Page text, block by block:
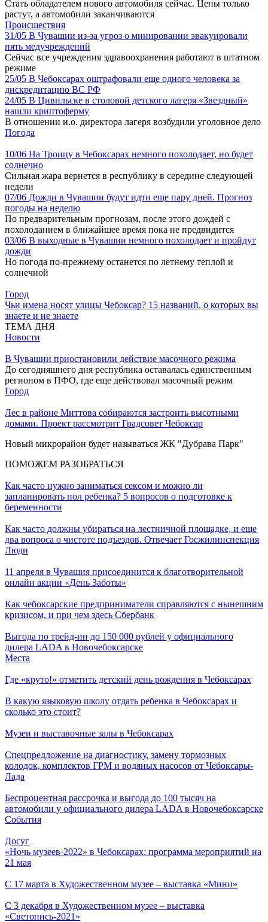
Стать обладателем нового автомобиля сейчас. Цены только
растут, а автомобили заканчиваются
Происшествия
31/05 В Чувашии из-за угроз о минировании эвакуировали
пять медучреждений
Сейчас все учреждения здравоохранения работают в штатном
режиме
25/05 В Чебоксарах оштрафовали еще одного человека за
дискредитацию ВС РФ
24/05 В Цивильске в столовой детского лагеря «Звездный»
нашли криптоферму
В отношении и.о. директора лагеря возбудили уголовное дело
Погода
10/06 На Троицу в Чебоксарах немного похолодает, но будет
солнечно
Сильная жара вернется в республику в середине следующей
недели
07/06 Дожди в Чувашии будут идти еще пару дней. Прогноз
погоды на неделю
По предварительным прогнозам, после этого дождей с
похолоданием в ближайшее время пока не предвидится
03/06 В выходные в Чувашии немного похолодает и пройдут
дожди
Но погода по-прежнему останется по летнему теплой и
солнечной
Город
Чьи имена носят улицы Чебоксар? 15 названий, о которых вы
знаете и не знаете
ТЕМА ДНЯ
Новости
В Чувашии приостановили действие масочного режима
До сегодняшнего дня республика оставалась единственным
регионом в ПФО, где еще действовал масочный режим
Город
Лес в районе Миттова собираются застроить высотными
домами. Проект рассмотрит Градсовет Чебоксар
Новый микрорайон будет называться ЖК "Дубрава Парк"
ПОМОЖЕМ РАЗОБРАТЬСЯ
Как часто нужно заниматься сексом и можно ли
запланировать пол ребенка? 5 вопросов о подготовке к
беременности
Как часто должны убираться на лестничной площадке, и еще
два вопроса о чистоте подъездов. Отвечает Госжилинспекция
Люди
11 апреля в Чувашия присоединится к благотворительной
онлайн акции «День Заботы»
Как чебоксарские предприниматели справляются с нынешним
кризисом, и при чем здесь Сбербанк
Выгода по трейд-ин до 150 000 рублей у официального
дилера LADA в Новочебоксарске
Места
Где «круто!» отметить детский день рождения в Чебоксарах
В какую языковую школу отдать ребенка в Чебоксарах и
сколько это стоит?
Музеи и выставочные залы в Чебоксарах
Спецпредложение на диагностику, замену тормозных
колодок, комплектов ГРМ и водяных насосов от Чебоксары-
Лада
Беспроцентная рассрочка и выгода до 100 тысяч на
автомобили у официального дилера LADA в Новочебоксарске
События
Досуг
«Ночь музеев-2022» в Чебоксарах: программа мероприятий на
21 мая
С 17 марта в Художественном музее – выставка «Мини»
С 3 декабря в Художественном музее – выставка
«Светопись-2021»